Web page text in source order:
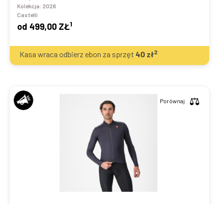
Kolekcja: 2026
Castelli
od 499,00 ZŁ1
Kasa wraca odbierz ebon za sprzęt 40 zł2
Porównaj